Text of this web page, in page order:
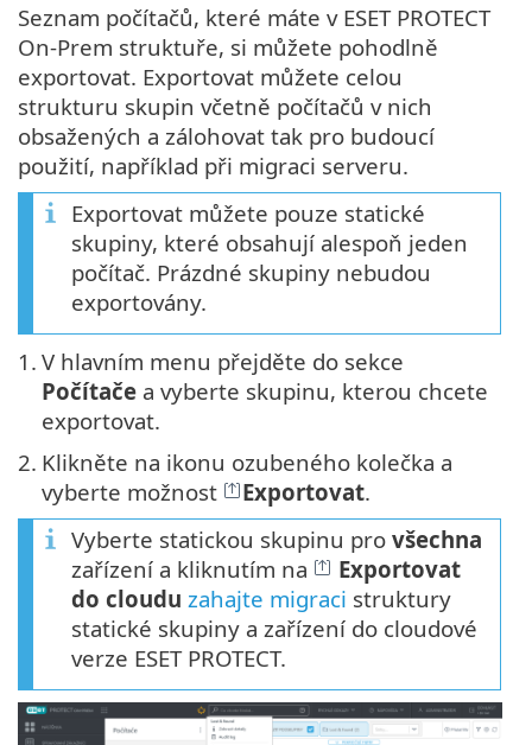
Seznam počítačů, které máte v ESET PROTECT
On-Prem struktuře, si můžete pohodlně
exportovat. Exportovat můžete celou
strukturu skupin včetně počítačů v nich
obsažených a zálohovat tak pro budoucí
použití, například při migraci serveru.
Exportovat můžete pouze statické
skupiny, které obsahují alespoň jeden
počítač. Prázdné skupiny nebudou
exportovány.
1. V hlavním menu přejděte do sekce
Počítače a vyberte skupinu, kterou chcete
exportovat.
2. Klikněte na ikonu ozubeného kolečka a
vyberte možnost
Exportovat.
Vyberte statickou skupinu pro všechna
zařízení a kliknutím na
Exportovat
do cloudu zahajte migraci struktury
statické skupiny a zařízení do cloudové
verze ESET PROTECT.